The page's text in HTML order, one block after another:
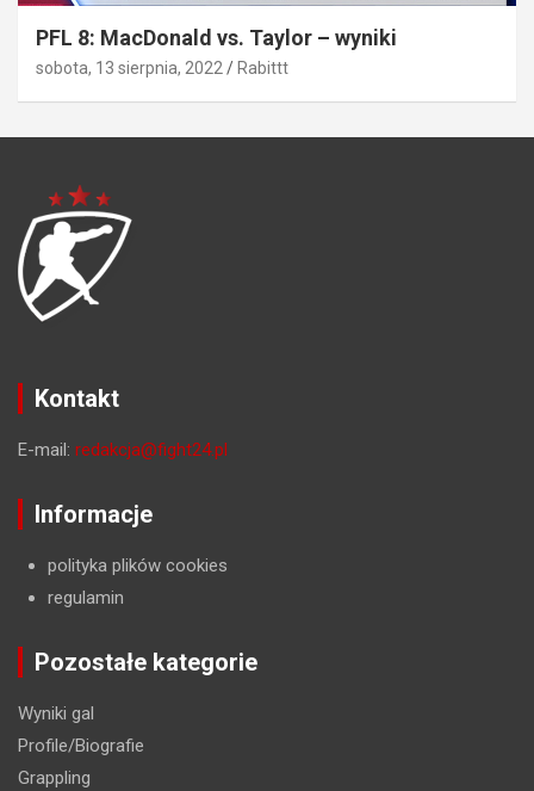
PFL 8: MacDonald vs. Taylor – wyniki
sobota, 13 sierpnia, 2022 Rabittt
Kontakt
E-mail: redakcja@fight24.pl
Informacje
polityka plików cookies
regulamin
Pozostałe kategorie
Wyniki gal
Profile/Biografie
Grappling